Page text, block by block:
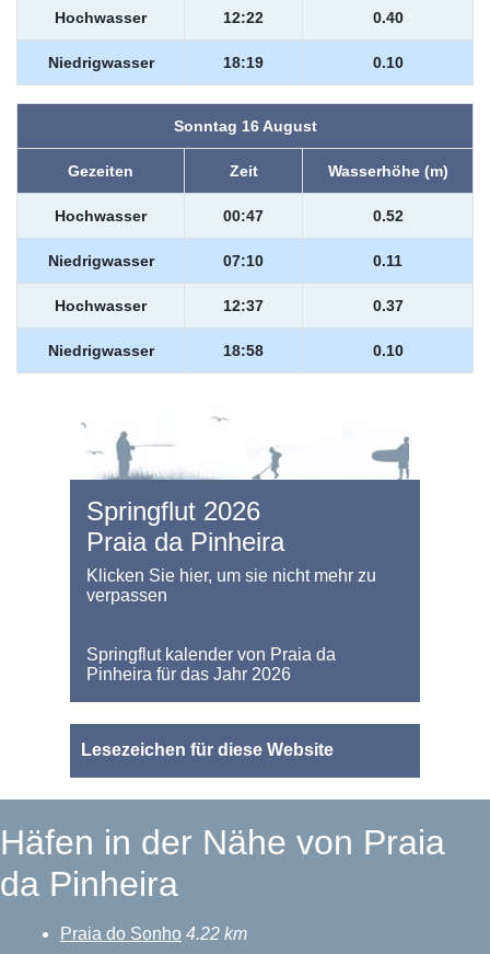
Hochwasser 12:22 0.40
Niedrigwasser 18:19 0.10
Sonntag 16 August
Gezeiten Zeit Wasserhöhe (m)
Hochwasser 00:47 0.52
Niedrigwasser 07:10 0.11
Hochwasser 12:37 0.37
Niedrigwasser 18:58 0.10
Springflut 2026
Praia da Pinheira
Klicken Sie hier, um sie nicht mehr zu
verpassen
Springflut kalender von Praia da
Pinheira für das Jahr 2026
Lesezeichen für diese Website
Häfen in der Nähe von Praia
da Pinheira
Praia do Sonho 4.22 km